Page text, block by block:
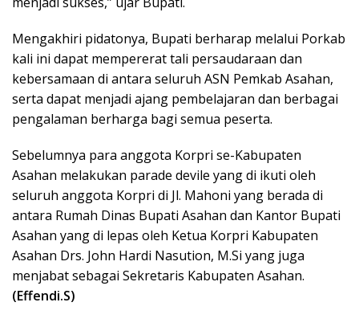
Mengakhiri pidatonya, Bupati berharap melalui Porkab
kali ini dapat mempererat tali persaudaraan dan
kebersamaan di antara seluruh ASN Pemkab Asahan,
serta dapat menjadi ajang pembelajaran dan berbagai
pengalaman berharga bagi semua peserta.
Sebelumnya para anggota Korpri se-Kabupaten
Asahan melakukan parade devile yang di ikuti oleh
seluruh anggota Korpri di Jl. Mahoni yang berada di
antara Rumah Dinas Bupati Asahan dan Kantor Bupati
Asahan yang di lepas oleh Ketua Korpri Kabupaten
Asahan Drs. John Hardi Nasution, M.Si yang juga
menjabat sebagai Sekretaris Kabupaten Asahan.
(Effendi.S)